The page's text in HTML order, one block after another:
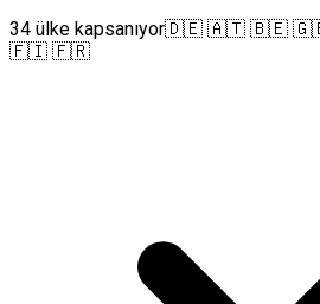
34 ülke kapsanıyor🇩🇪 🇦🇹 🇧🇪
🇫🇮 🇫🇷